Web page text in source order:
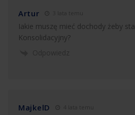
Artur
Iakie muszę mieć dochody żeby
Konsolidacyjny?
MajkelD